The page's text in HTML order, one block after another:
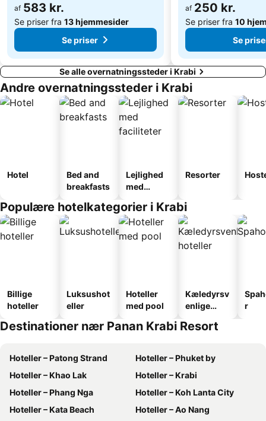
af 583 kr.
Se priser fra 13 hjemmesider
Se priser
af 250 kr.
Se priser fra 10
Se
Se alle overnatningssteder i Krabi
Andre overnatningssteder i Krabi
Hotel
Bed and
breakfasts
Lejlighed
med
Resorter
Populære hotelkategorier i Krabi
Billige
hoteller
Luksushot
eller
Hoteller
med pool
Kæledyrsv
enlige
r
Destinationer nær Panan Krabi Resort
Hoteller – Patong Strand
Hoteller – Phuket by
Hoteller – Khao Lak
Hoteller – Krabi
Hoteller – Phang Nga
Hoteller – Koh Lanta City
Hoteller – Kata Beach
Hoteller – Ao Nang